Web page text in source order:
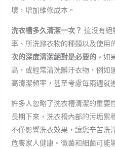
壞，增加維修成本。
洗衣槽多久清潔一次？ 這沒有絕
率、所洗滌衣物的種類以及使用
次的深度清潔絕對是必要的。如
高，或經常清洗髒汙衣物，例如
高清潔頻率，甚至考慮每兩週就
許多人忽略了洗衣槽清潔的重要
長期下來，洗衣槽內部的污垢累
不僅影響洗衣效果，讓您辛苦洗
危害家人健康。黴菌和細菌可能